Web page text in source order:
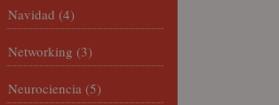
Navidad (4)
Networking (3)
Neurociencia (5)